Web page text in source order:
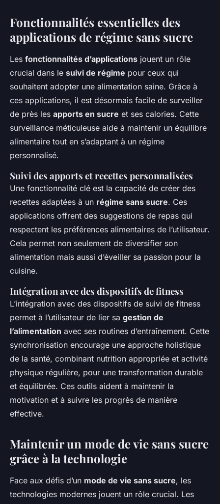
Fonctionnalités essentielles des
applications de régime sans sucre
Les fonctionnalités d’applications jouent un rôle
crucial dans le suivi de régime pour ceux qui
souhaitent adopter une alimentation saine. Grâce à
ces applications, il est désormais facile de surveiller
de près les apports en sucre et ses calories. Cette
surveillance méticuleuse aide à maintenir un équilibre
alimentaire tout en s’adaptant à un régime
personnalisé.
Suivi des apports et recettes personnalisées
Une fonctionnalité clé est la capacité de créer des
recettes adaptées à un régime sans sucre. Ces
applications offrent des suggestions de repas qui
respectent les préférences alimentaires de l’utilisateur.
Cela permet non seulement de diversifier son
alimentation mais aussi d’éveiller sa passion pour la
cuisine.
Intégration avec des dispositifs de fitness
L’intégration avec des dispositifs de suivi de fitness
permet à l’utilisateur de lier sa gestion de
l’alimentation avec ses routines d’entraînement. Cette
synchronisation encourage une approche holistique
de la santé, combinant nutrition appropriée et activité
physique régulière, pour une transformation durable
et équilibrée. Ces outils aident à maintenir la
motivation et à suivre les progrès de manière
effective.
Maintenir un mode de vie sans sucre
grâce à la technologie
Face aux défis d’un mode de vie sans sucre, les
technologies modernes jouent un rôle crucial. Les